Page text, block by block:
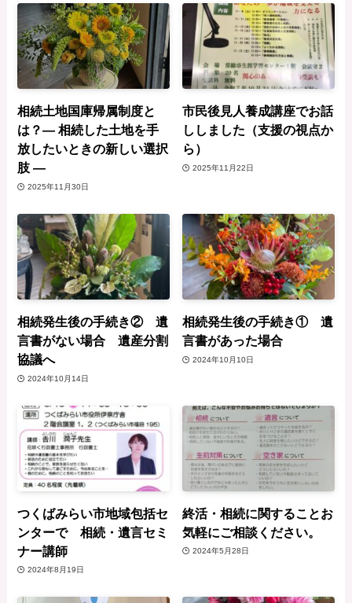
相続土地国庫帰属制度と
は？― 相続した土地を手
放したいときの新しい選択
肢 ―
2025年11月30日
市民後見人養成講座でお話
ししました（支援の視点か
ら）
2025年11月22日
相続発生後の手続き② 遺
言書がない場合 遺産分割
協議へ
2024年10月14日
相続発生後の手続き① 遺
言書があった場合
2024年10月10日
つくばみらい市地域包括セ
ンターで 相続・遺言セミ
ナー講師
2024年8月19日
終活・相続に関することお
気軽にご相談ください。
2024年5月28日